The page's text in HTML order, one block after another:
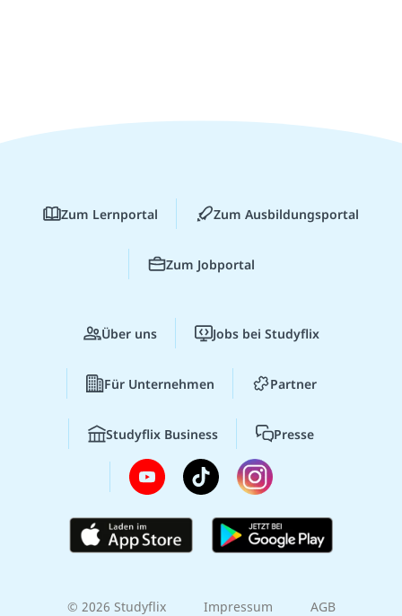
Zum Lernportal Zum Ausbildungsportal
Zum Jobportal
Über uns Jobs bei Studyflix
Für Unternehmen Partner
Studyflix Business Presse
© 2026 Studyflix Impressum AGB